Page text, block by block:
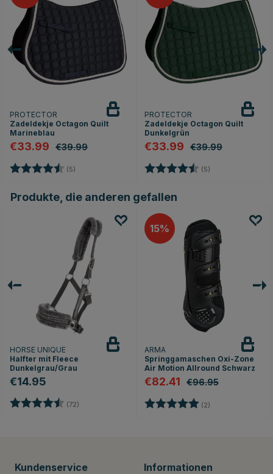
PROTECTOR
Zadeldekje Octagon Quilt
Marineblau
€33.99 €39.99
Bewertung: (5)
PROTECTOR
Zadeldekje Octagon Quilt
Dunkelgrün
€33.99 €39.99
Bewertung: (5)
Produkte, die anderen gefallen
HORSE UNIQUE
Halfter mit Fleece
Dunkelgrau/Grau
€14.95
Bewertung: (72)
15
ARMA
Springgamaschen Oxi-Zone
Air Motion Allround Schwarz
€82.41 €96.95
Bewertung: (2)
Kundenservice Informationen